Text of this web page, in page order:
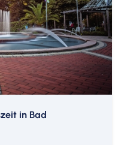
in Bad